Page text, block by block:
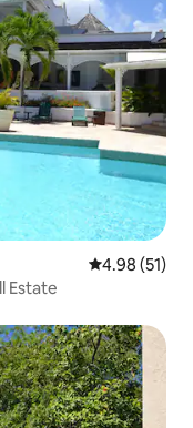
Calificación
4.98 (51)
Estate